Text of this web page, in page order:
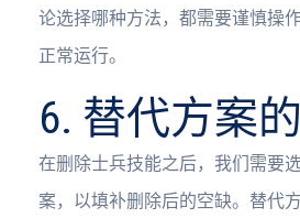
论选择哪种方法，都需要谨慎操
正常运行。
6. 替代方案
在删除士兵技能之后，我们需要
案，以填补删除后的空缺。替代